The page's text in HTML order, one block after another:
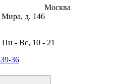
Москва
д. 146
- Вс, 10 - 21
36